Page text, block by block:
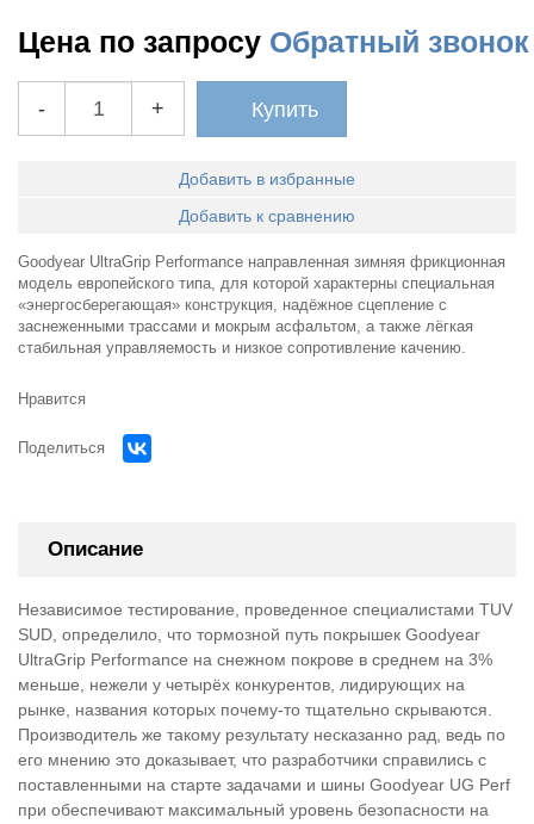
Цена по запросу Обратный звонок
- + Купить
Добавить в избранные
Добавить к сравнению
Goodyear UltraGrip Performance направленная зимняя фрикционная
модель европейского типа, для которой характерны специальная
«энергосберегающая» конструкция, надёжное сцепление с
заснеженными трассами и мокрым асфальтом, а также лёгкая
стабильная управляемость и низкое сопротивление качению.
Нравится
Поделиться
Описание
Независимое тестирование, проведенное специалистами TUV
SUD, определило, что тормозной путь покрышек Goodyear
UltraGrip Performance на снежном покрове в среднем на 3%
меньше, нежели у четырёх конкурентов, лидирующих на
рынке, названия которых почему-то тщательно скрываются.
Производитель же такому результату несказанно рад, ведь по
его мнению это доказывает, что разработчики справились с
поставленными на старте задачами и шины Goodyear UG Perf
при обеспечивают максимальный уровень безопасности на